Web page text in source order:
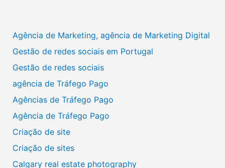
Agência de Marketing, agência de Marketing Digital
Gestão de redes sociais em Portugal
Gestão de redes sociais
agência de Tráfego Pago
Agências de Tráfego Pago
Agência de Tráfego Pago
Criação de site
Criação de sites
Calgary real estate photography